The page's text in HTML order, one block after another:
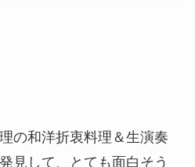
の和洋折衷料理＆生演奏
見して、とても面白そう